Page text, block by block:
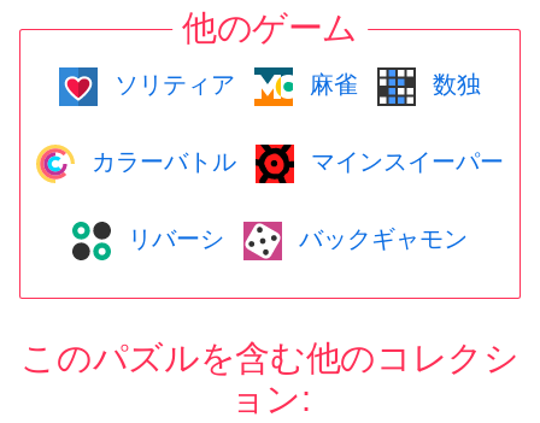
他のゲーム
ソリティア 麻雀 数独
カラーバトル マインスイーパー
リバーシ バックギャモン
このパズルを含む他のコレクシ
ョン: